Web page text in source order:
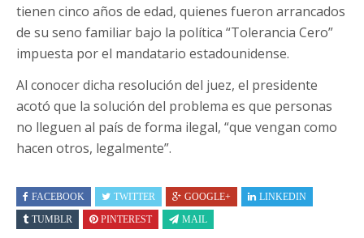
tienen cinco años de edad, quienes fueron arrancados
de su seno familiar bajo la política “Tolerancia Cero”
impuesta por el mandatario estadounidense.
Al conocer dicha resolución del juez, el presidente
acotó que la solución del problema es que personas
no lleguen al país de forma ilegal, “que vengan como
hacen otros, legalmente”.
FACEBOOK TWITTER GOOGLE+
LINKEDIN
TUMBLR
PINTEREST MAIL